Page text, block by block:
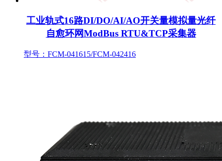
工业轨式16路DI/DO/AI/AO开关量模拟量光纤
自愈环网ModBus RTU&TCP采集器
型号：FCM-041615/FCM-042416